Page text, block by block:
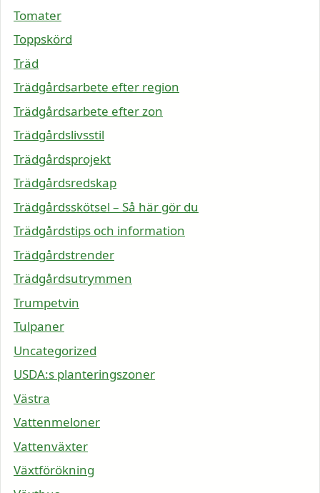
Tomater
Toppskörd
Träd
Trädgårdsarbete efter region
Trädgårdsarbete efter zon
Trädgårdslivsstil
Trädgårdsprojekt
Trädgårdsredskap
Trädgårdsskötsel – Så här gör du
Trädgårdstips och information
Trädgårdstrender
Trädgårdsutrymmen
Trumpetvin
Tulpaner
Uncategorized
USDA:s planteringszoner
Västra
Vattenmeloner
Vattenväxter
Växtförökning